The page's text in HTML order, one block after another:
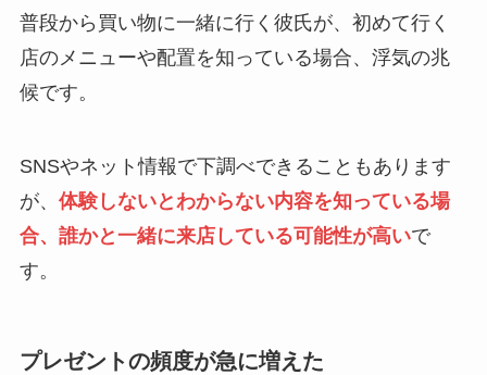
普段から買い物に一緒に行く彼氏が、初めて行く
店のメニューや配置を知っている場合、浮気の兆
候です。
SNSやネット情報で下調べできることもあります
が、 体験しないとわからない内容を知っている場
合、誰かと一緒に来店している可能性が高いで
す。
プレゼントの頻度が急に増えた